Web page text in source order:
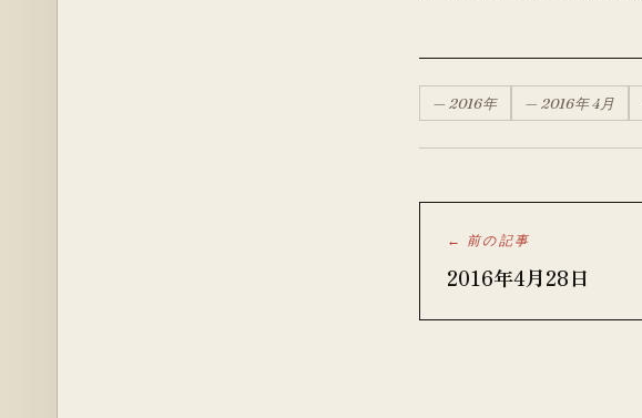
— 2016年 — 2016年4月
← 前の記事
2016年4月28日